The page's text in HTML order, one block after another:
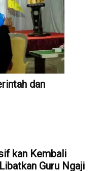
dan
kan Kembali
Guru Ngaji